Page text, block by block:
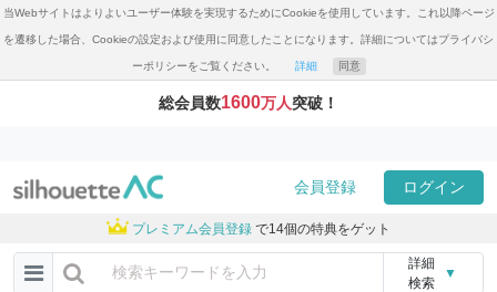
当Webサイトはよりよいユーザー体験を実現するためにCookieを使用しています。これ以降ページ
を遷移した場合、Cookieの設定および使用に同意したことになります。詳細についてはプライバシ
ーポリシーをご覧ください。 詳細 同意
総会員数1600万人突破！
会員登録 ログイン
プレミアム会員登録 で14個の特典をゲット
詳細
検索
▼